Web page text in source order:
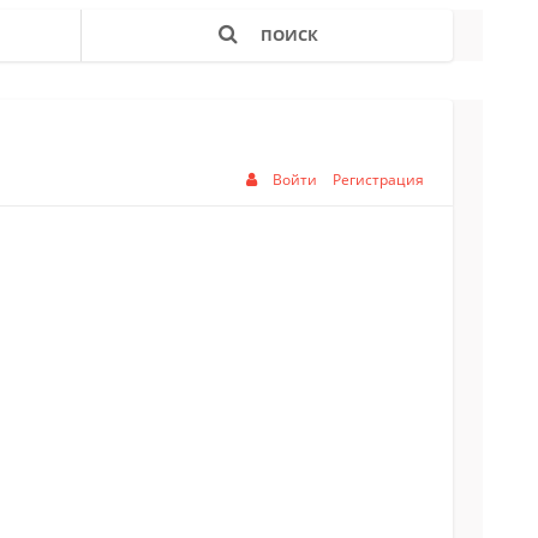
ПОИСК
Войти Регистрация